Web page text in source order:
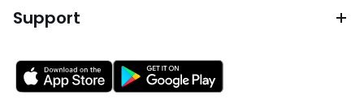
Support